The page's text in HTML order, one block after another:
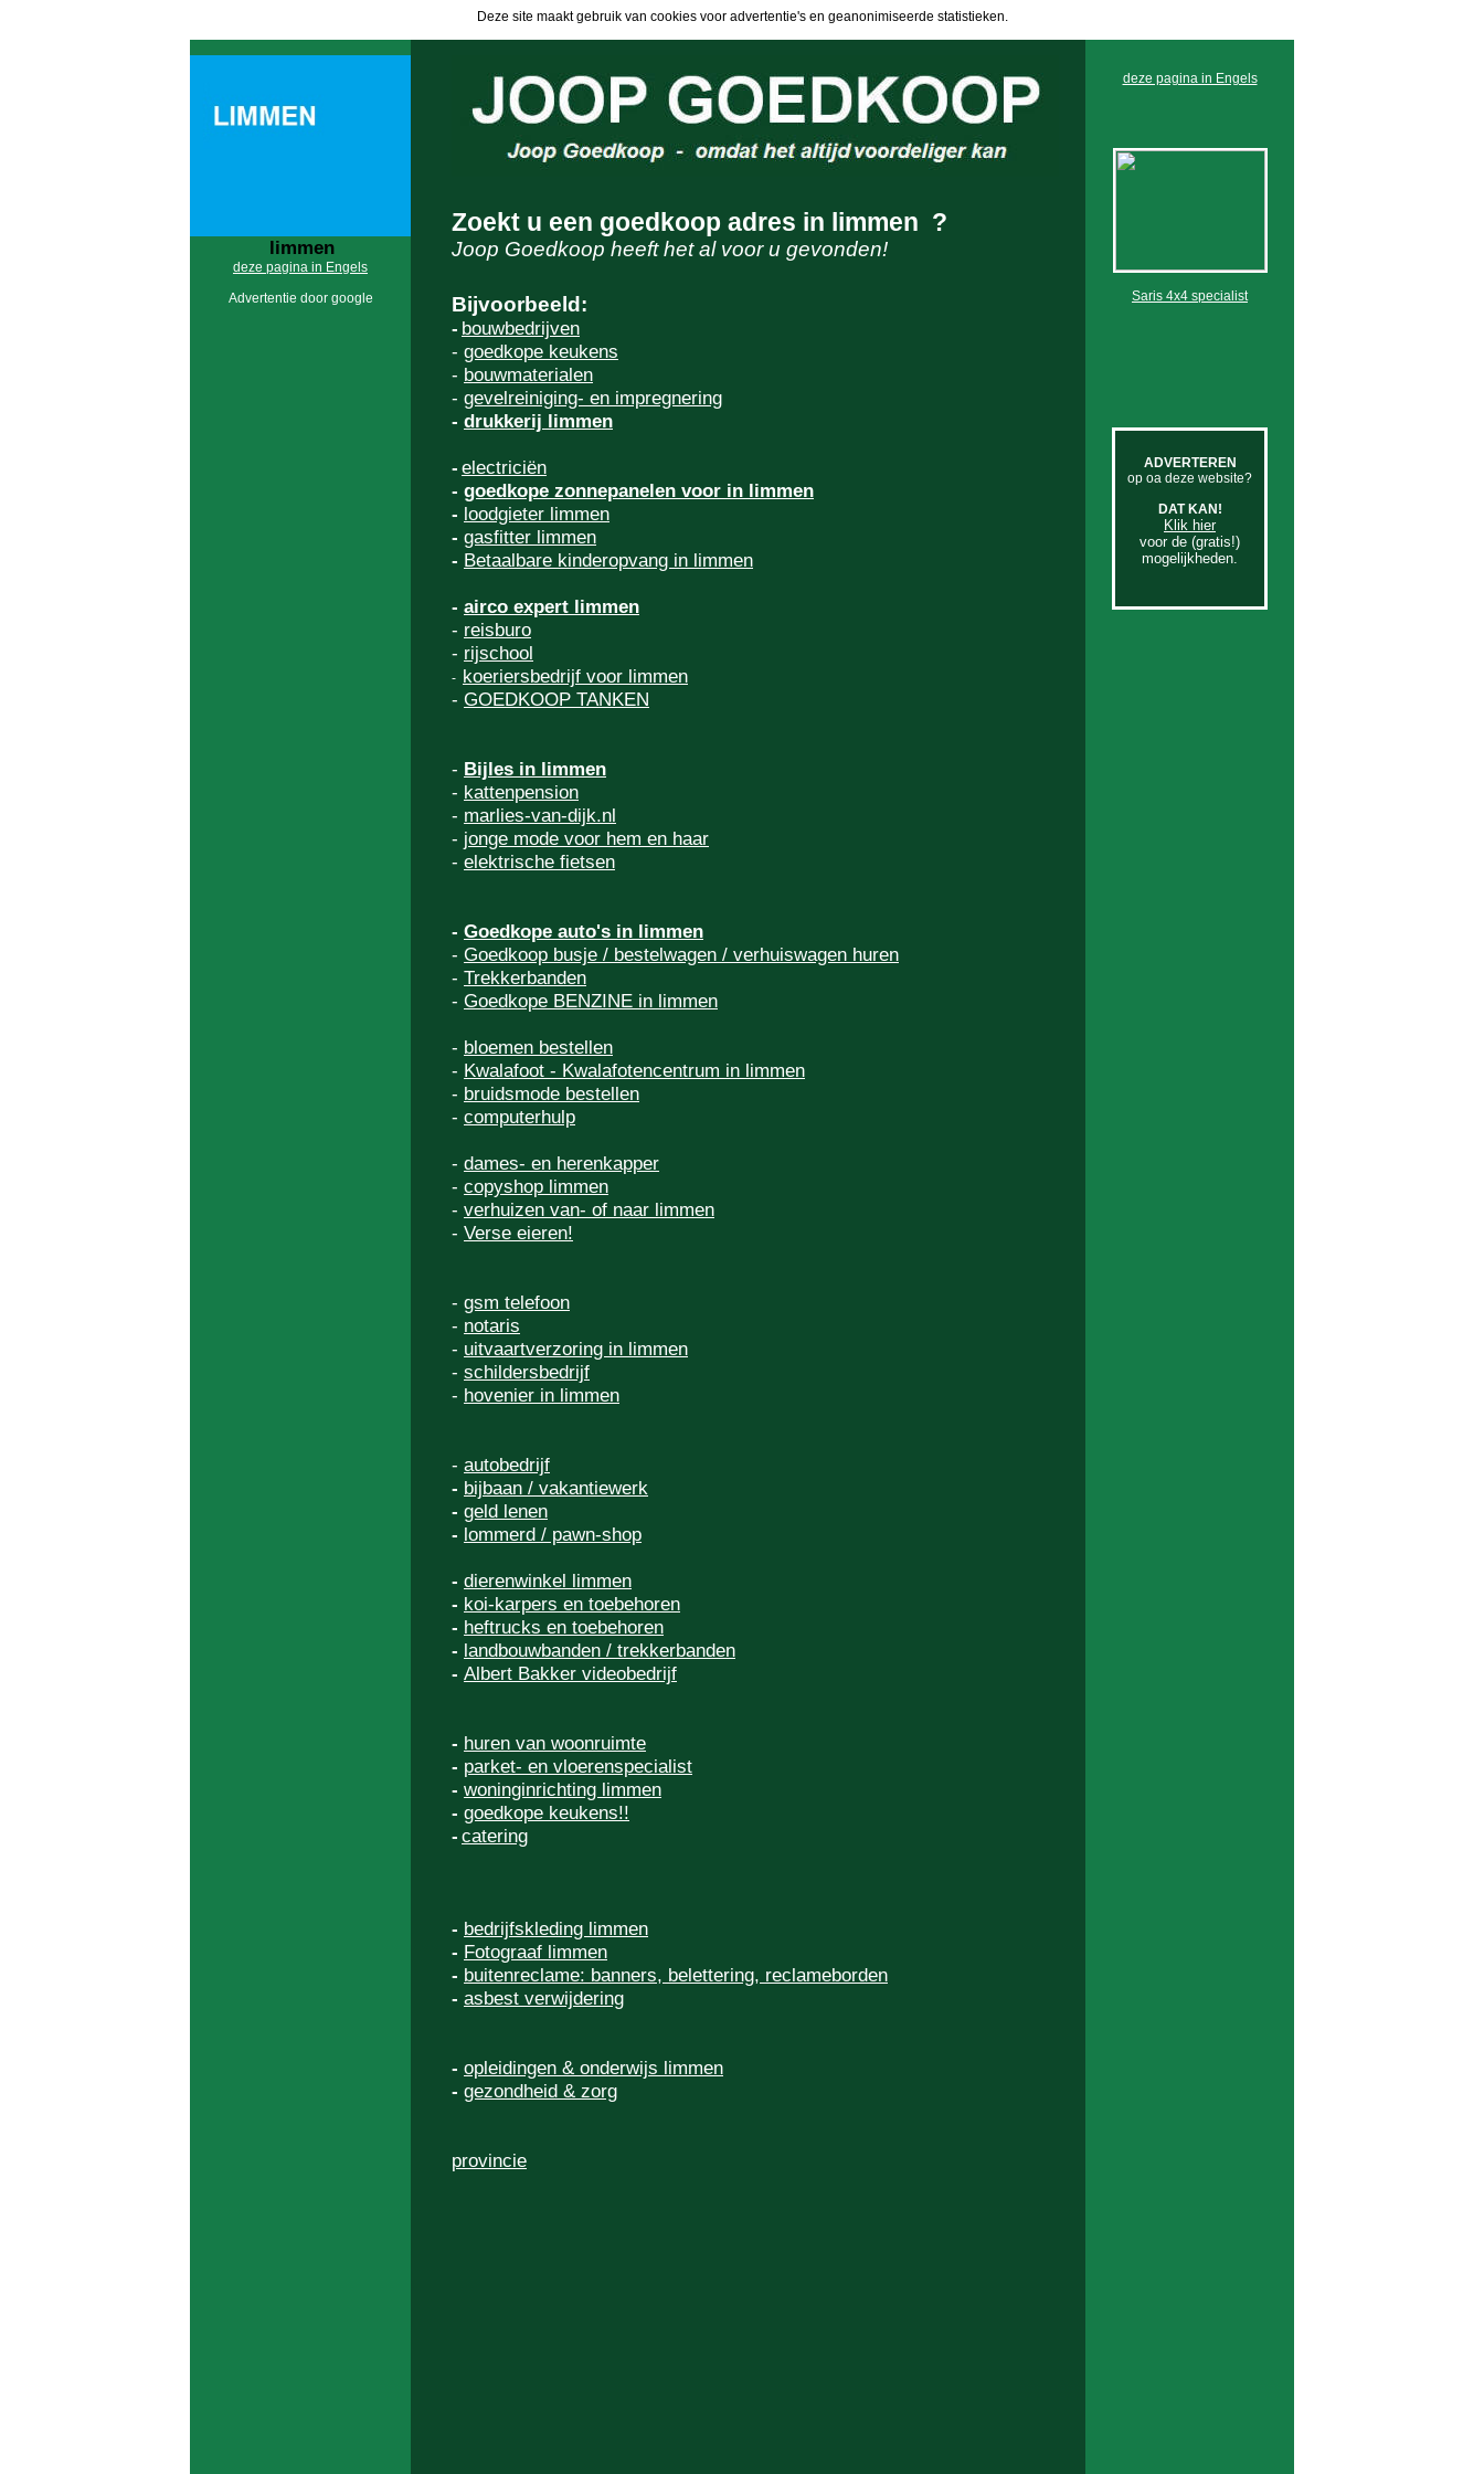
Deze site maakt gebruik van cookies voor advertentie's en geanonimiseerde statistieken.
limmen
deze pagina in Engels
Advertentie door google
Zoekt u een goedkoop adres in limmen ?
Joop Goedkoop heeft het al voor u gevonden!
Bijvoorbeeld:
- bouwbedrijven
- goedkope keukens
- bouwmaterialen
- gevelreiniging- en impregnering
- drukkerij limmen
- electriciën
- goedkope zonnepanelen voor in limmen
- loodgieter limmen
- gasfitter limmen
- Betaalbare kinderopvang in limmen
- airco expert limmen
- reisburo
- rijschool
- koeriersbedrijf voor limmen
- GOEDKOOP TANKEN
- Bijles in limmen
- kattenpension
- marlies-van-dijk.nl
- jonge mode voor hem en haar
- elektrische fietsen
- Goedkope auto's in limmen
- Goedkoop busje / bestelwagen / verhuiswagen huren
- Trekkerbanden
- Goedkope BENZINE in limmen
- bloemen bestellen
- Kwalafoot - Kwalafotencentrum in limmen
- bruidsmode bestellen
- computerhulp
- dames- en herenkapper
- copyshop limmen
- verhuizen van- of naar limmen
- Verse eieren!
- gsm telefoon
- notaris
- uitvaartverzoring in limmen
- schildersbedrijf
- hovenier in limmen
- autobedrijf
- bijbaan / vakantiewerk
- geld lenen
- lommerd / pawn-shop
- dierenwinkel limmen
- koi-karpers en toebehoren
- heftrucks en toebehoren
- landbouwbanden / trekkerbanden
- Albert Bakker videobedrijf
- huren van woonruimte
- parket- en vloerenspecialist
- woninginrichting limmen
- goedkope keukens!!
- catering
- bedrijfskleding limmen
- Fotograaf limmen
- buitenreclame: banners, belettering, reclameborden
- asbest verwijdering
- opleidingen & onderwijs limmen
- gezondheid & zorg
provincie
deze pagina in Engels
Saris 4x4 specialist
ADVERTEREN
op oa deze website?
DAT KAN!
Klik hier
voor de (gratis!)
mogelijkheden.